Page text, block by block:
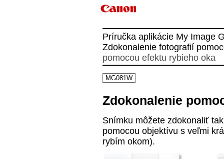
Príručka aplikácie My Image
Zdokonalenie fotografií
pomocou efektu rybieho oka
MG081W
Zdokonalenie
Snímku môžete zdokonaliť
pomocou objektívu s veľmi
rybím okom).